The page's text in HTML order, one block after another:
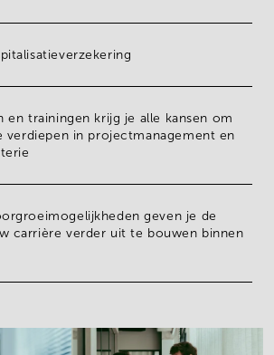
en trainingen krijg je alle kansen om
verdiepen in projectmanagement en
geven je de
carrière verder uit te bouwen binnen